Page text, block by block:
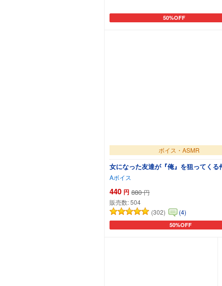
50%OFF
カートに追加
ボイス・ASMR
女になった友達が『俺』を狙ってくる
Aボイス
440 円 880 円
販売数:504
(302)
(4)
50%OFF
カートに追加